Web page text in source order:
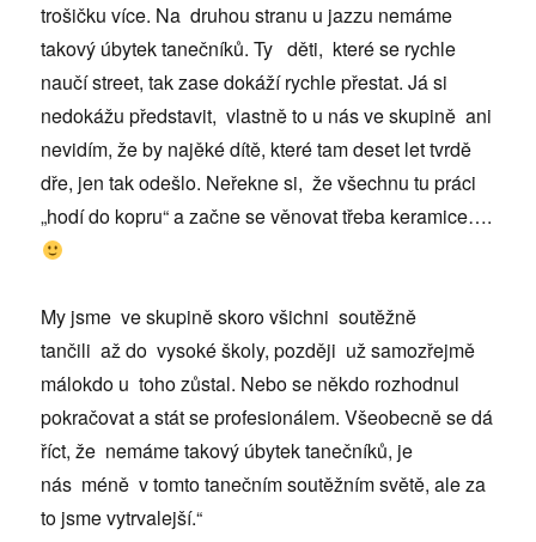
trošičku více. Na druhou stranu u jazzu nemáme
takový úbytek tanečníků. Ty děti, které se rychle
naučí street, tak zase dokáží rychle přestat. Já si
nedokážu představit, vlastně to u nás ve skupině ani
nevidím, že by najěké dítě, které tam deset let tvrdě
dře, jen tak odešlo. Neřekne si, že všechnu tu práci
„hodí do kopru“ a začne se věnovat třeba keramice….
My jsme ve skupině skoro všichni soutěžně
tančili až do vysoké školy, později už samozřejmě
málokdo u toho zůstal. Nebo se někdo rozhodnul
pokračovat a stát se profesionálem. Všeobecně se dá
říct, že nemáme takový úbytek tanečníků, je
nás méně v tomto tanečním soutěžním světě, ale za
to jsme vytrvalejší.“